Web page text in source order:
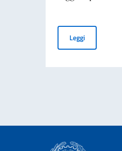
LeggiAVVISO DI